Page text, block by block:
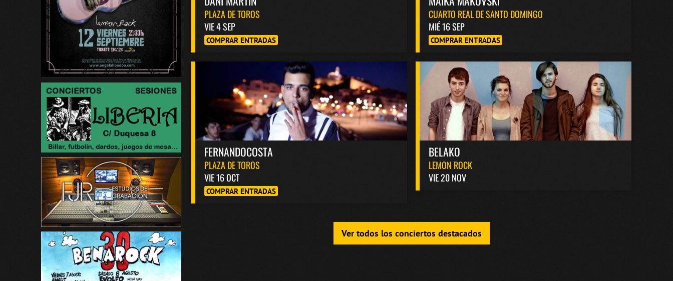
PLAZA DE TOROS
VIE 4 SEP
COMPRAR ENTRADAS
CUARTO REAL DE SANTO DOMINGO
MIÉ 16 SEP
COMPRAR ENTRADAS
FERNANDOCOSTA
PLAZA DE TOROS
VIE 16 OCT
COMPRAR ENTRADAS
BELAKO
LEMON ROCK
VIE 20 NOV
Ver todos los conciertos destacados